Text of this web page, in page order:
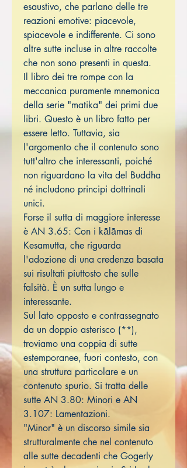
esaustivo, che parlano delle tre
reazioni emotive: piacevole,
spiacevole e indifferente. Ci sono
altre sutte incluse in altre raccolte
che non sono presenti in questa.
Il libro dei tre rompe con la
meccanica puramente mnemonica
della serie "matika" dei primi due
libri. Questo è un libro fatto per
essere letto. Tuttavia, sia
l'argomento che il contenuto sono
tutt'altro che interessanti, poiché
non riguardano la vita del Buddha
né includono principi dottrinali
unici.
Forse il sutta di maggiore interesse
è AN 3.65: Con i kālāmas di
Kesamutta, che riguarda
l'adozione di una credenza basata
sui risultati piuttosto che sulle
falsità. È un sutta lungo e
interessante.
Sul lato opposto e contrassegnato
da un doppio asterisco (**),
troviamo una coppia di sutte
estemporanee, fuori contesto, con
una struttura particolare e un
contenuto spurio. Si tratta delle
sutte AN 3.80: Minori e AN
3.107: Lamentazioni.
"Minor" è un discorso simile sia
strutturalmente che nel contenuto
alle sutte decadenti che Gogerly